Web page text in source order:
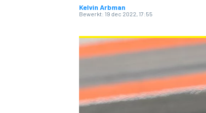
Kelvin Arbman
Bewerkt: 19 dec 2022, 17:55